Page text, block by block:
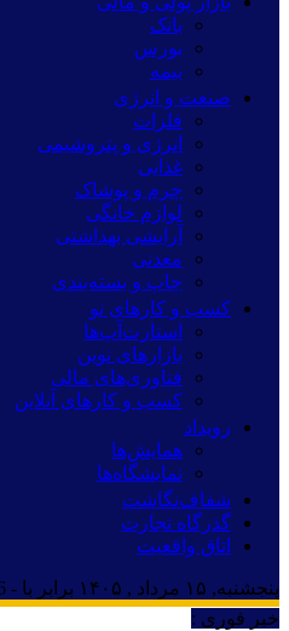
بانک
بورس
بیمه
صنعت و انرژی
فلزات
انرژی و پتروشیمی
غذایی
چرم و پوشاک
لوازم خانگی
آرایشی بهداشتی
معدنی
چاپ و بسته‌بندی
کسب و کارهای نو
استارت‌آپ‌ها
بازارهای نوین
فناوری‌های مالی
کسب و کارهای آنلاین
رویداد
همایش‌ها
نمایشگاه‌ها
شفاف‌نگاشت
گذرگاه تجارت
اتاق واقعیت
پنجشنبه, ۱۵ مرداد , ۱۴۰۵ برابر با - Thursday, 6 August , 2026
خبر فوری :